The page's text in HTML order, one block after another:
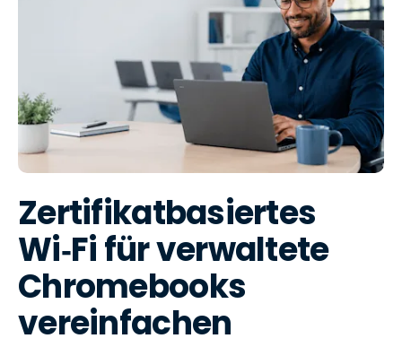
Zertifikatbasiertes
Wi‑Fi für verwaltete
Chromebooks
vereinfachen